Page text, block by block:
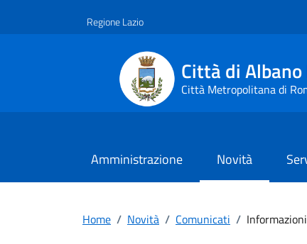
Regione Lazio
Città di
Città Metropolitana di
Amministrazione Novità
Home / Novità / Comunicati /